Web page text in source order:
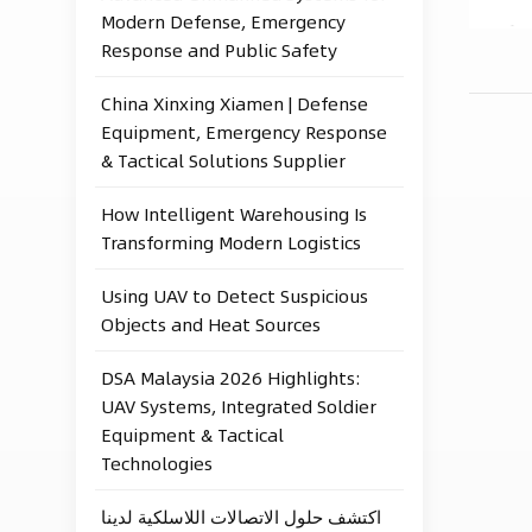
Modern Defense, Emergency
Response and Public Safety
China Xinxing Xiamen | Defense
Equipment, Emergency Response
& Tactical Solutions Supplier
How Intelligent Warehousing Is
Transforming Modern Logistics
Using UAV to Detect Suspicious
Objects and Heat Sources
DSA Malaysia 2026 Highlights:
UAV Systems, Integrated Soldier
Equipment & Tactical
Technologies
اكتشف حلول الاتصالات اللاسلكية لدينا